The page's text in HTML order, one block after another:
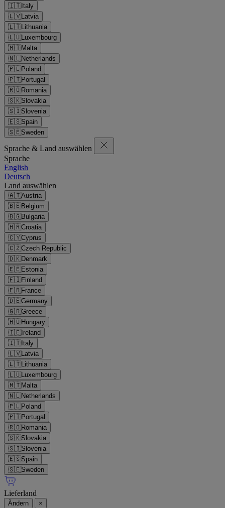
🇮🇹Italy
🇱🇻Latvia
🇱🇹Lithuania
🇱🇺Luxembourg
🇲🇹Malta
🇳🇱Netherlands
🇵🇱Poland
🇵🇹Portugal
🇷🇴Romania
🇸🇰Slovakia
🇸🇮Slovenia
🇪🇸Spain
🇸🇪Sweden
Sprache & Land auswählen
Sprache
English
Deutsch
Land auswählen
🇦🇹Austria
🇧🇪Belgium
🇧🇬Bulgaria
🇭🇷Croatia
🇨🇾Cyprus
🇨🇿Czech Republic
🇩🇰Denmark
🇪🇪Estonia
🇫🇮Finland
🇫🇷France
🇩🇪Germany
🇬🇷Greece
🇭🇺Hungary
🇮🇪Ireland
🇮🇹Italy
🇱🇻Latvia
🇱🇹Lithuania
🇱🇺Luxembourg
🇲🇹Malta
🇳🇱Netherlands
🇵🇱Poland
🇵🇹Portugal
🇷🇴Romania
🇸🇰Slovakia
🇸🇮Slovenia
🇪🇸Spain
🇸🇪Sweden
Lieferland
Ändern ×